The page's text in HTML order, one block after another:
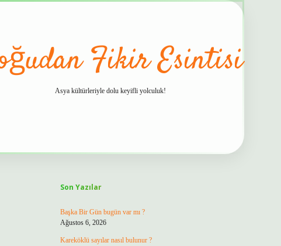
Fikir Esintisi
Asya kültürleriyle dolu keyifli yolculuk!
Son Yazılar
Başka Bir Gün bugün var mı ?
Ağustos 6, 2026
Kareköklü sayılar nasıl bulunur ?